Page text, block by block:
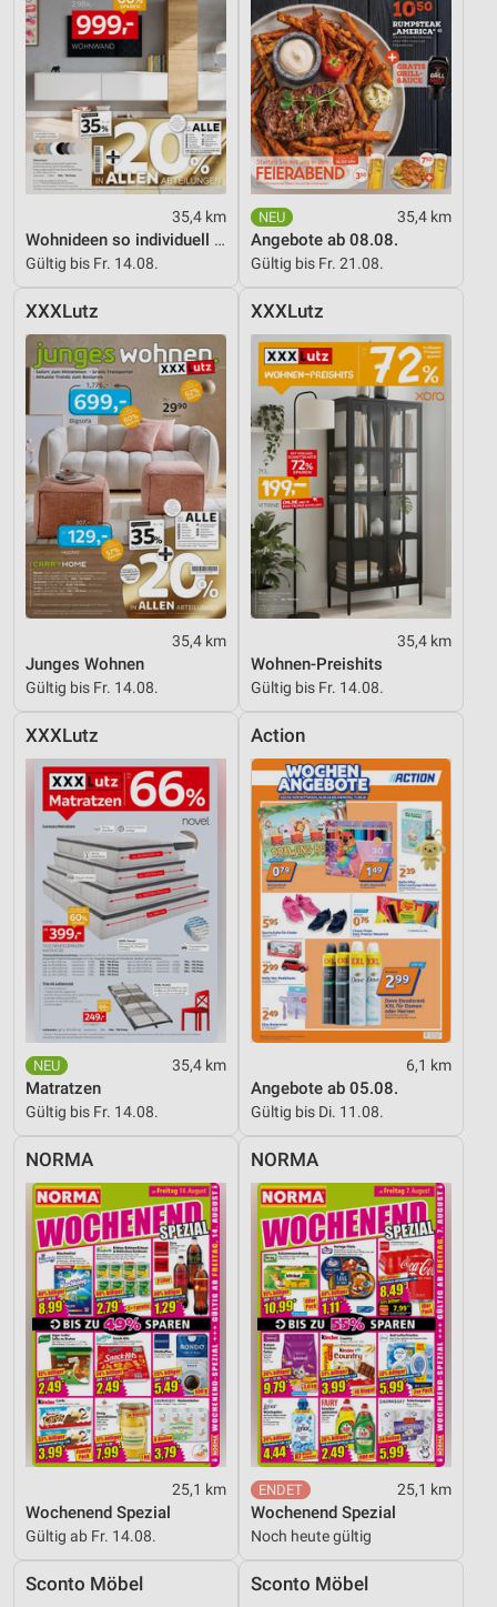
35,4 km
Wohnideen so individuell wie du!
Gültig bis Fr. 14.08.
35,4 km
Angebote ab 08.08.
Gültig bis Fr. 21.08.
XXXLutz
35,4 km
Junges Wohnen
Gültig bis Fr. 14.08.
XXXLutz
35,4 km
Wohnen-Preishits
Gültig bis Fr. 14.08.
XXXLutz
35,4 km
Matratzen
Gültig bis Fr. 14.08.
Action
6,1 km
Angebote ab 05.08.
Gültig bis Di. 11.08.
NORMA
25,1 km
Wochenend Spezial
Gültig ab Fr. 14.08.
NORMA
25,1 km
Wochenend Spezial
Noch heute gültig
Sconto Möbel Sconto Möbel